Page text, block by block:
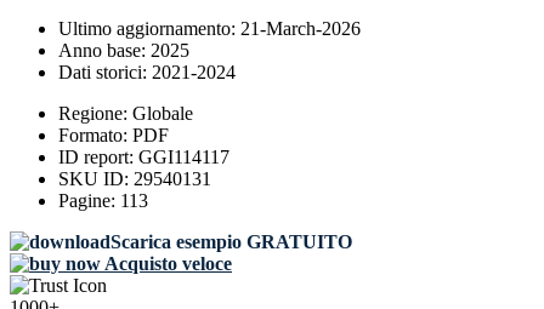
Ultimo aggiornamento: 21-March-2026
Anno base: 2025
Dati storici: 2021-2024
Regione: Globale
Formato: PDF
ID report: GGI114117
SKU ID: 29540131
Pagine: 113
Scarica esempio GRATUITO
Acquisto veloce